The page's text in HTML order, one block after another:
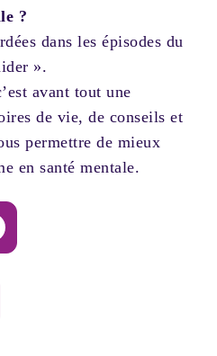
?
dans les épisodes du
».
avant tout une
de vie, de conseils et
permettre de mieux
en santé mentale.